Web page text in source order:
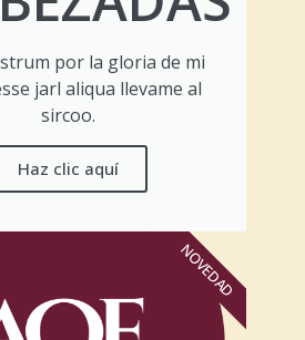
por la gloria de mi
jarl aliqua llevame al
sircoo.
Haz clic aquí
NOVEDAD